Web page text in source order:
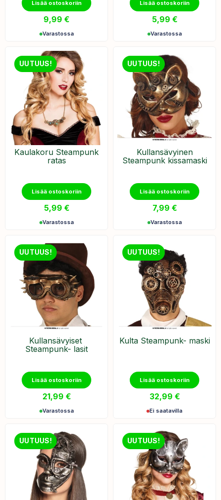
Lisää ostoskoriin
9,99 €
Varastossa
Lisää ostoskoriin
5,99 €
Varastossa
UUTUUS!
Kaulakoru Steampunk
ratas
Lisää ostoskoriin
5,99 €
Varastossa
UUTUUS!
Kullansävyinen
Steampunk kissamaski
Lisää ostoskoriin
7,99 €
Varastossa
UUTUUS!
Kullansävyiset ​
Steampunk- lasit
Lisää ostoskoriin
21,99 €
Varastossa
UUTUUS!
Kulta ​Steampunk- maski
Lisää ostoskoriin
32,99 €
Ei saatavilla
UUTUUS! UUTUUS!